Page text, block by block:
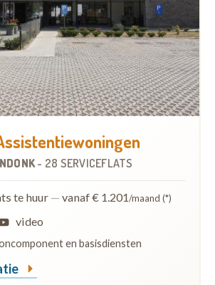
- 28 SERVICEFLATS
te huur — vanaf € 1.201/maand (*)
video
en basisdiensten